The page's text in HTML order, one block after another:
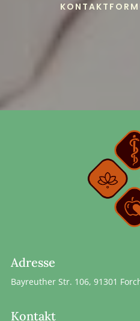
Adresse
Bayreuther Str. 106, 91301
Kontakt